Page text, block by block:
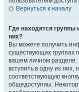
Вернуться к началу
Где находятся группы
них?
Вы можете получить
существующих группах
вашем личном разделе.
вступить в одну из них,
соответствующую
общедоступны.